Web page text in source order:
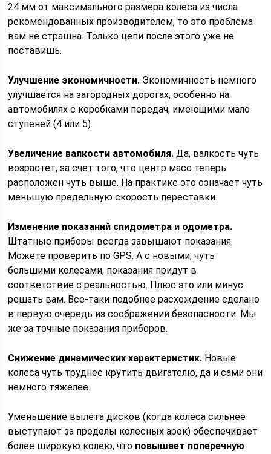
24 мм от максимального размера колеса из числа
рекомендованных производителем, то это проблема
вам не страшна. Только цепи после этого уже не
поставишь.
Улучшение экономичности. Экономичность немного
улучшается на загородных дорогах, особенно на
автомобилях с коробками передач, имеющими мало
ступеней (4 или 5).
Увеличение валкости автомобиля. Да, валкость чуть
возрастет, за счет того, что центр масс теперь
расположен чуть выше. На практике это означает чуть
меньшую предельную скорость переставки.
Изменение показаний спидометра и одометра.
Штатные приборы всегда завышают показания.
Можете проверить по GPS. А с новыми, чуть
большими колесами, показания придут в
соответствие с реальностью. Плюс это или минус
решать вам. Все-таки подобное расхождение сделано
в первую очередь из соображений безопасности. Мы
же за точные показания приборов.
Снижение динамических характеристик. Новые
колеса чуть труднее крутить двигателю, да и сами они
немного тяжелее.
Уменьшение вылета дисков (когда колеса сильнее
выступают за пределы колесных арок) обеспечивает
более широкую колею, что повышает поперечную